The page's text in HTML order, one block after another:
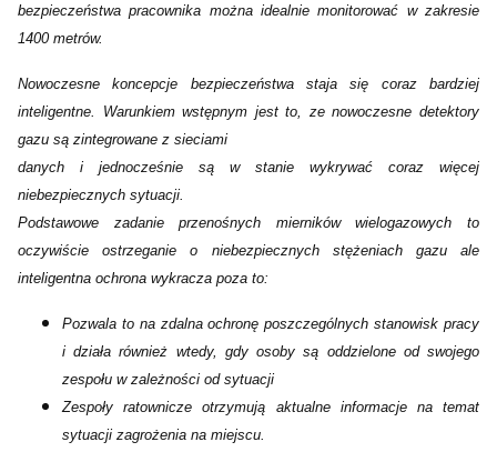
bezpieczeństwa pracownika można idealnie monitorować w zakresie
1400 metrów.
Nowoczesne koncepcje bezpieczeństwa staja się coraz bardziej
inteligentne. Warunkiem wstępnym jest to, ze nowoczesne detektory
gazu są zintegrowane z sieciami
danych i jednocześnie są w stanie wykrywać coraz więcej
niebezpiecznych sytuacji.
Podstawowe zadanie przenośnych mierników wielogazowych to
oczywiście ostrzeganie o niebezpiecznych stężeniach gazu ale
inteligentna ochrona wykracza poza to:
Pozwala to na zdalna ochronę poszczególnych stanowisk pracy
i działa również wtedy, gdy osoby są oddzielone od swojego
zespołu w zależności od sytuacji
Zespoły ratownicze otrzymują aktualne informacje na temat
sytuacji zagrożenia na miejscu.